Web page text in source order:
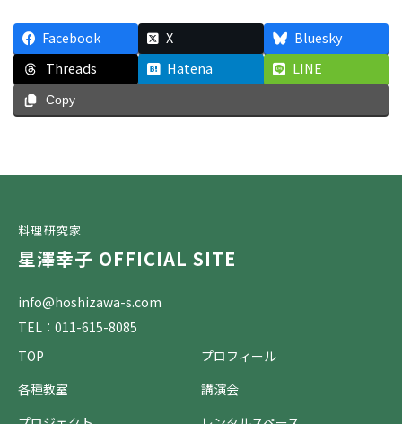
Facebook X
Bluesky
Threads
Hatena LINE
Copy
料理研究家
星澤幸子 OFFICIAL SITE
info@hoshizawa-s.com
TEL：011-615-8085
TOP
プロフィール
各種教室
講演会